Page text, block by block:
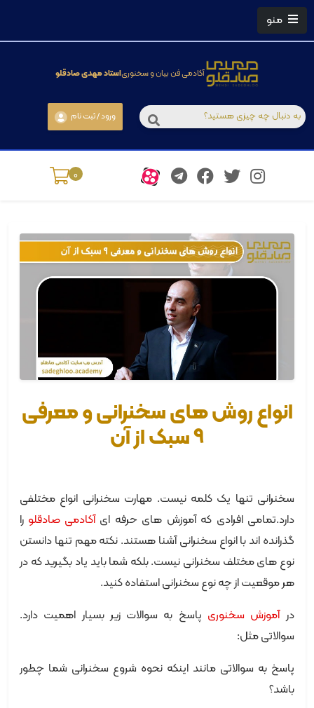
منو
آکادمی فن بیان و سخنوریاستاد مهدی صادقلو
ورود / ثبت نام
0
انواع روش های سخنرانی و معرفی
9 سبک از آن
سخنرانی تنها یک کلمه نیست. مهارت سخنرانی انواع مختلفی
دارد.تمامی افرادی که آموزش های حرفه ایآکادمی صادقلو را
گذرانده اند با انواع سخنرانی آشنا هستند. نکته مهم تنها دانستن
نوع های مختلف سخنرانی نیست. بلکه شما باید یاد بگیرید که در
هر موقعیت از چه نوع سخنرانی استفاده کنید.
درآموزش سخنوری
پاسخ به سوالات زیر بسیار اهمیت دارد.
سوالاتی مثل:
پاسخ به سوالاتی مانند اینکه نحوه شروع سخنرانی شما چطور
باشد؟